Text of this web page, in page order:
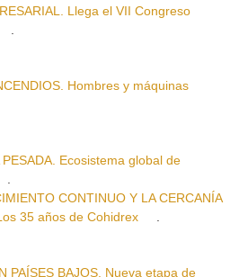
Llega el VII Congreso
Hombres y máquinas
PESADA. Ecosistema global de
CONTINUO Y LA CERCANÍA
35 años de Cohidrex
PAÍSES BAJOS. Nueva etapa de